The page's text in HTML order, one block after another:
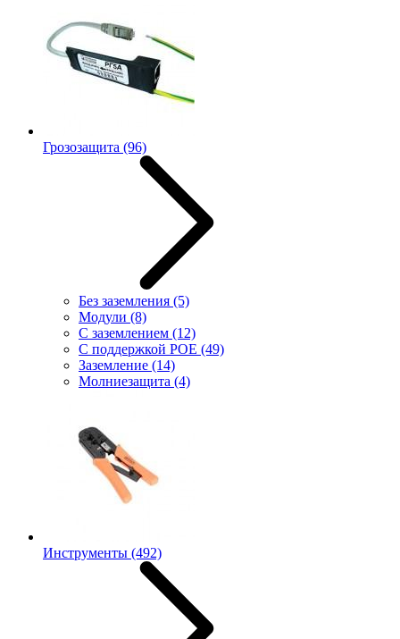
Грозозащита (96)
Без заземления (5)
Модули (8)
С заземлением (12)
С поддержкой POE (49)
Заземление (14)
Молниезащита (4)
Инструменты (492)